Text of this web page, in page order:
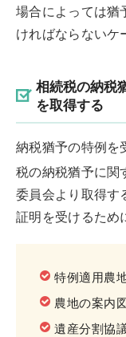
場合によっては猶
ければならないケ
相続税の納税
を取得する
納税猶予の特例を
税の納税猶予に関
委員会より取得す
証明を受けるため
特例適用農
農地の案内
遺産分割協